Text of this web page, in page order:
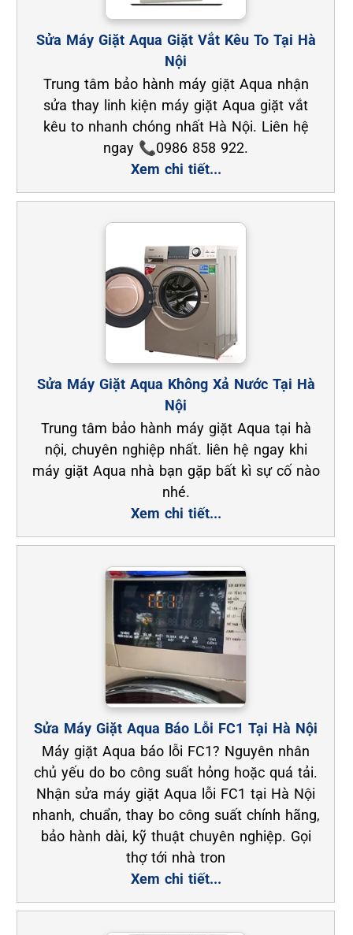
Sửa Máy Giặt Aqua Giặt Vắt Kêu To Tại Hà
Nội
Trung tâm bảo hành máy giặt Aqua nhận
sửa thay linh kiện máy giặt Aqua giặt vắt
kêu to nhanh chóng nhất Hà Nội. Liên hệ
ngay 📞0986 858 922.
Xem chi tiết...
Sửa Máy Giặt Aqua Không Xả Nước Tại Hà
Nội
Trung tâm bảo hành máy giặt Aqua tại hà
nội, chuyên nghiệp nhất. liên hệ ngay khi
máy giặt Aqua nhà bạn gặp bất kì sự cố nào
nhé.
Xem chi tiết...
Sửa Máy Giặt Aqua Báo Lỗi FC1 Tại Hà Nội
Máy giặt Aqua báo lỗi FC1? Nguyên nhân
chủ yếu do bo công suất hỏng hoặc quá tải.
Nhận sửa máy giặt Aqua lỗi FC1 tại Hà Nội
nhanh, chuẩn, thay bo công suất chính hãng,
bảo hành dài, kỹ thuật chuyên nghiệp. Gọi
thợ tới nhà tron
Xem chi tiết...